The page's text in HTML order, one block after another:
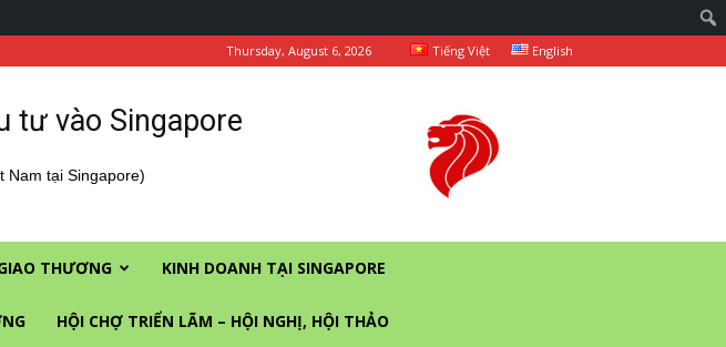
Thursday, August 6, 2026 Tiếng Việt English
tư vào Singapore
Nam tại Singapore)
THƯƠNG KINH DOANH TẠI SINGAPORE
HỘI CHỢ TRIỂN LÃM – HỘI NGHỊ, HỘI THẢO